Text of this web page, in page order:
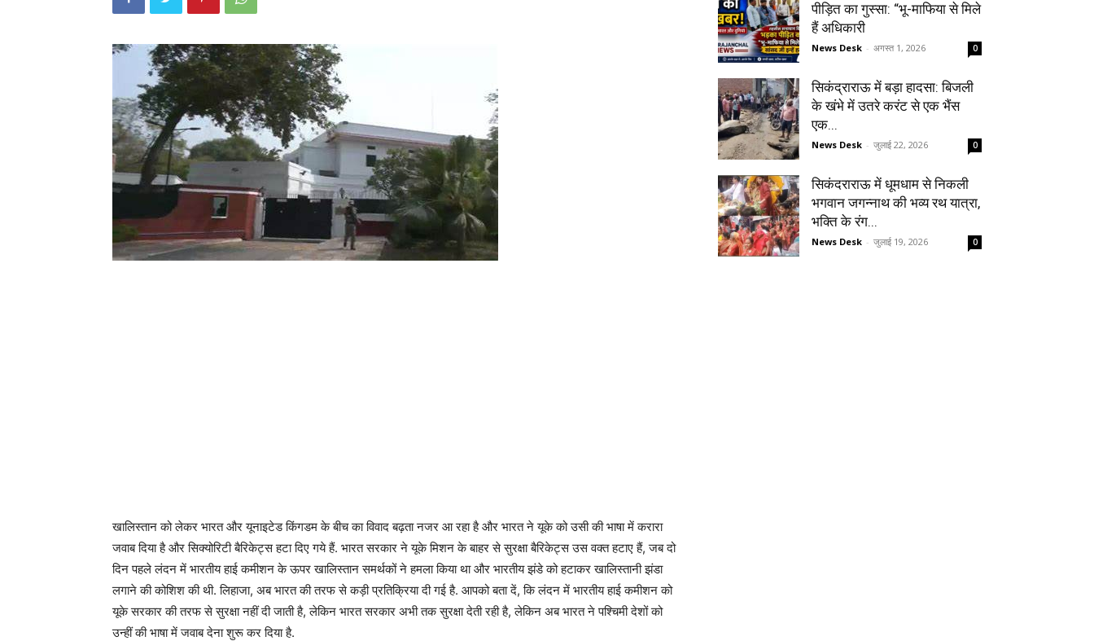
खालिस्तान को लेकर भारत और यूनाइटेड किंगडम के बीच का विवाद बढ़ता नजर आ रहा है और भारत ने यूके को उसी की भाषा में करारा
जवाब दिया है और सिक्योरिटी बैरिकेट्स हटा दिए गये हैं. भारत सरकार ने यूके मिशन के बाहर से सुरक्षा बैरिकेट्स उस वक्त हटाए हैं, जब दो
दिन पहले लंदन में भारतीय हाई कमीशन के ऊपर खालिस्तान समर्थकों ने हमला किया था और भारतीय झंडे को हटाकर खालिस्तानी झंडा
लगाने की कोशिश की थी. लिहाजा, अब भारत की तरफ से कड़ी प्रतिक्रिया दी गई है. आपको बता दें, कि लंदन में भारतीय हाई कमीशन को
यूके सरकार की तरफ से सुरक्षा नहीं दी जाती है, लेकिन भारत सरकार अभी तक सुरक्षा देती रही है, लेकिन अब भारत ने पश्चिमी देशों को
उन्हीं की भाषा में जवाब देना शुरू कर दिया है.
पीड़ित का गुस्सा: “भू-माफिया से मिले
हैं अधिकारी
News Desk - अगस्त 1, 2026 0
सिकंद्राराऊ में बड़ा हादसा: बिजली
के खंभे में उतरे करंट से एक भैंस
एक...
News Desk - जुलाई 22, 2026 0
सिकंदराराऊ में धूमधाम से निकली
भगवान जगन्नाथ की भव्य रथ यात्रा,
भक्ति के रंग...
News Desk - जुलाई 19, 2026 0